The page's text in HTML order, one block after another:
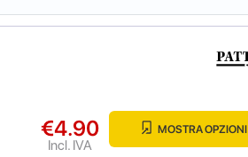
€4.90
Incl. IVA
MOSTRA OPZIONI